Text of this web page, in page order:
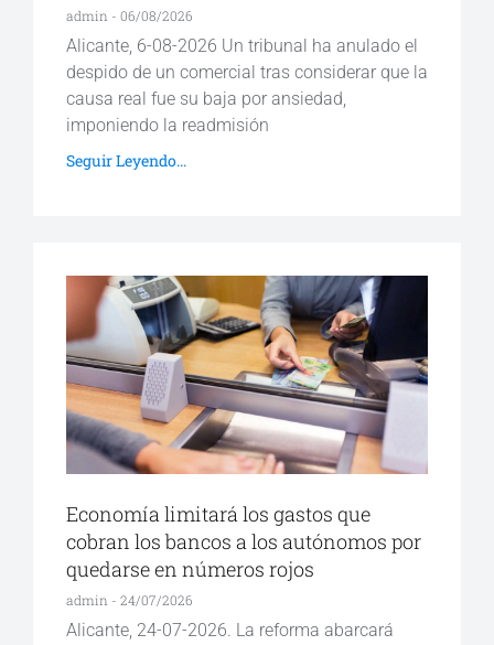
admin 06/08/2026
Alicante, 6-08-2026 Un tribunal ha anulado el
despido de un comercial tras considerar que la
causa real fue su baja por ansiedad,
imponiendo la readmisión
Seguir Leyendo...
Economía limitará los gastos que
cobran los bancos a los autónomos por
quedarse en números rojos
admin 24/07/2026
Alicante, 24-07-2026. La reforma abarcará